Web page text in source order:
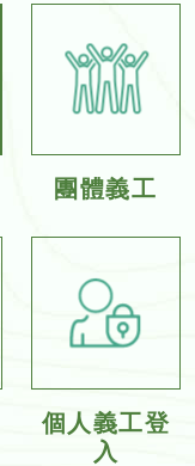
團體義工
個人義工登
入